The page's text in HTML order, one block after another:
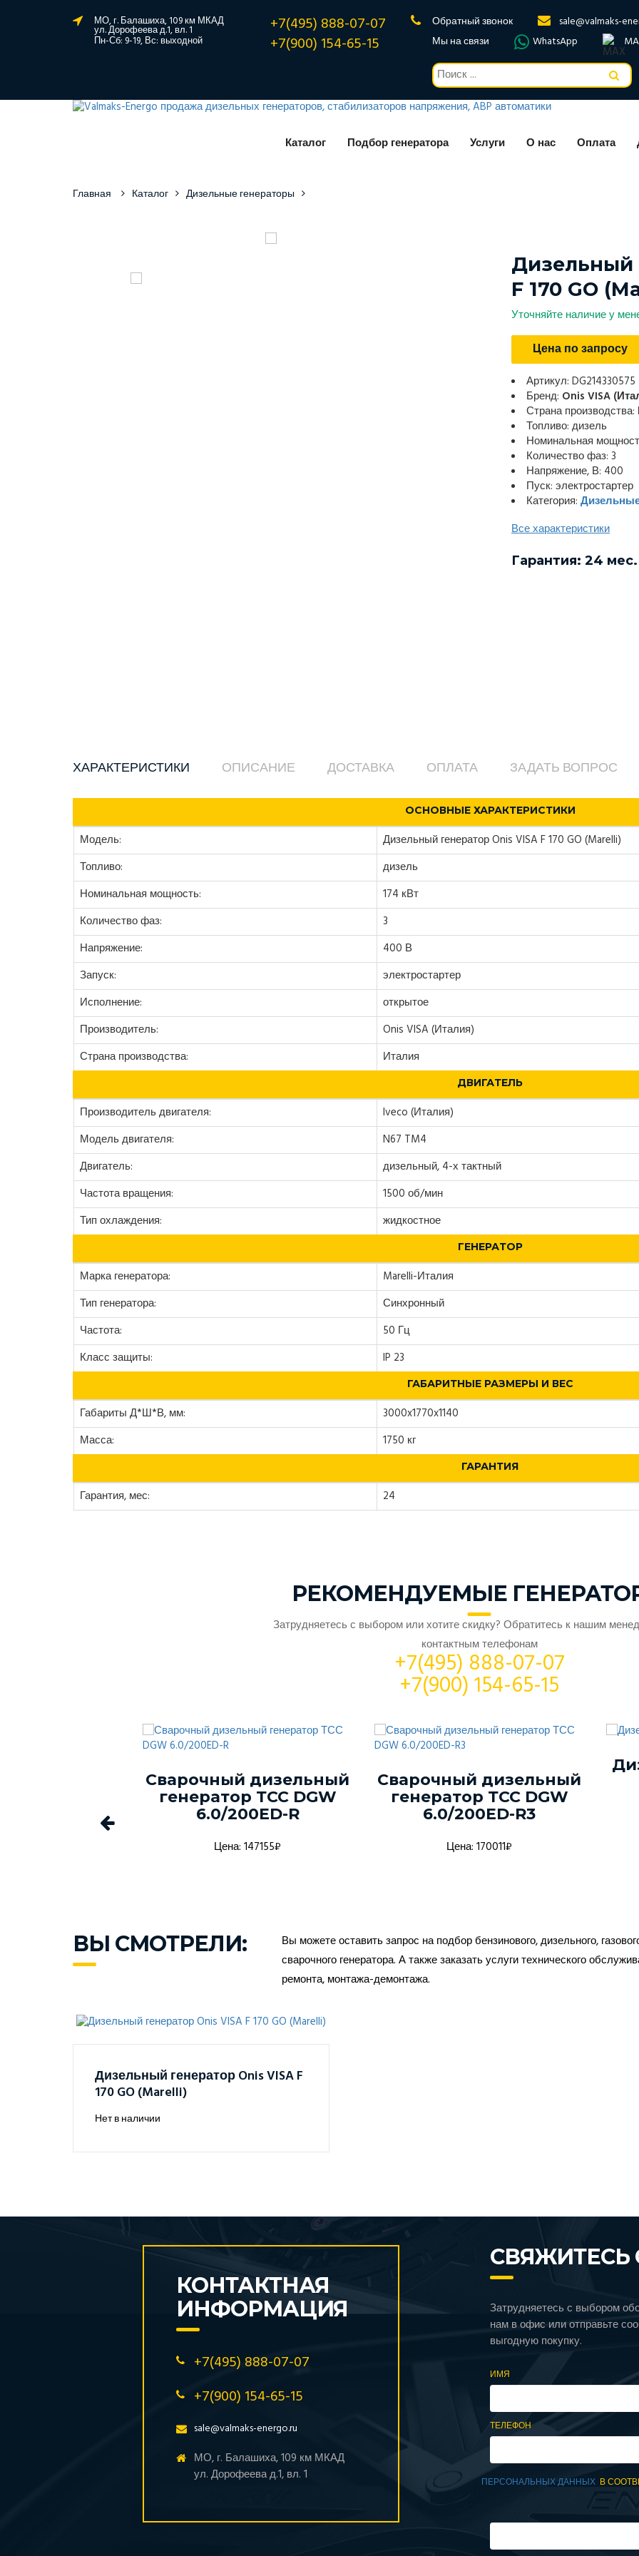
МО, г. Балашиха, 109 км МКАД
ул. Дорофеева д.1, вл. 1
Пн-Сб: 9-19, Вс: выходной
+7(495) 888-07-07
+7(900) 154-65-15
Обратный звонок
sale@valmaks-
Мы на связи
WhatsApp
Каталог Подбор генератора Услуги О нас Оплата
Главная Каталог Дизельные генераторы
Дизельный
F 170 GO
Уточняйте наличие у
Цена по запросу
Артикул: DG214330575
Бренд: Onis VISA
Страна производства:
Топливо: дизель
Номинальная
Количество фаз: 3
Напряжение, В: 400
Пуск: электростартер
Категория:
Все характеристики
Гарантия: 24 мес.
ХАРАКТЕРИСТИКИ ОПИСАНИЕ ДОСТАВКА ОПЛАТА ЗАДАТЬ ВОПРОС
ОСНОВНЫЕ ХАРАКТЕРИСТИКИ
Модель:
Дизельный генератор Onis VISA F 170 GO (Marelli)
Топливо:
дизель
Номинальная мощность:
174 кВт
Количество фаз:
3
Напряжение:
400 В
Запуск:
электростартер
Исполнение:
открытое
Производитель:
Onis VISA (Италия)
Страна производства:
Италия
ДВИГАТЕЛЬ
Производитель двигателя:
Iveco (Италия)
Модель двигателя:
N67 TM4
Двигатель:
дизельный, 4-х тактный
Частота вращения:
1500 об/мин
Тип охлаждения:
жидкостное
ГЕНЕРАТОР
Марка генератора:
Marelli-Италия
Тип генератора:
Синхронный
Частота:
50 Гц
Класс защиты:
IP 23
ГАБАРИТНЫЕ РАЗМЕРЫ И ВЕС
Габариты Д*Ш*В, мм:
3000x1770x1140
Масса:
1750 кг
ГАРАНТИЯ
Гарантия, мес: 24
РЕКОМЕНДУЕМЫЕ
Затрудняетесь с выбором или хотите скидку? Обратитесь к нашим
контактным телефонам
+7(495) 888-07-07
+7(900) 154-65-15
Сварочный дизельный
генератор ТСС DGW
6.0/200ED-R
Цена: 147155₽
Сварочный дизельный
генератор ТСС DGW
6.0/200ED-R3
Цена: 170011₽
ВЫ СМОТРЕЛИ:
Вы можете оставить запрос на подбор бензинового, дизельного,
сварочного генератора. А также заказать услуги технического
ремонта, монтажа-демонтажа.
Дизельный генератор Onis VISA F
170 GO (Marelli)
Нет в наличии
КОНТАКТНАЯ
ИНФОРМАЦИЯ
+7(495) 888-07-07
+7(900) 154-65-15
sale@valmaks-energo.ru
МО, г. Балашиха, 109 км МКАД
ул. Дорофеева д.1, вл. 1
СВЯЖИТЕСЬ
Затрудняетесь с выбором
нам в офис или отправьте
выгодную покупку.
ИМЯ
ТЕЛЕФОН
ПЕРСОНАЛЬНЫХ ДАННЫХ В